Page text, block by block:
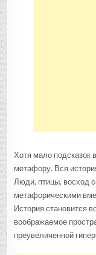
Хотя мало подсказок
метафору. Вся
Люди, птицы, восход
метафорическими
История становится
воображаемое
преувеличенной